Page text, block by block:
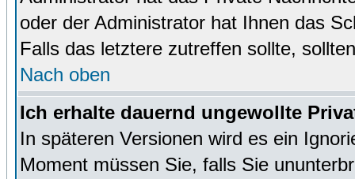
oder der Administrator hat Ihnen das
Falls das letztere zutreffen sollte,
Nach oben
Ich erhalte dauernd ungewollte
In späteren Versionen wird es ein
Moment müssen Sie, falls Sie